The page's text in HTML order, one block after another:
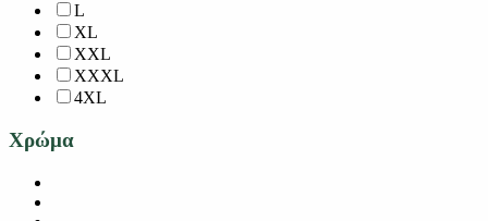
L
XL
XXL
XXXL
4XL
Χρώμα